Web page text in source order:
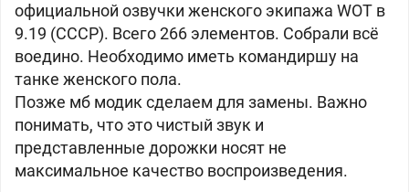
официальной озвучки женского экипажа WOT в
9.19 (СССР). Всего 266 элементов. Собрали всё
воедино. Необходимо иметь командиршу на
танке женского пола.
Позже мб модик сделаем для замены. Важно
понимать, что это чистый звук и
представленные дорожки носят не
максимальное качество воспроизведения.